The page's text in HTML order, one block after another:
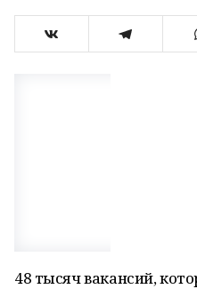
48 тысяч вакансий,